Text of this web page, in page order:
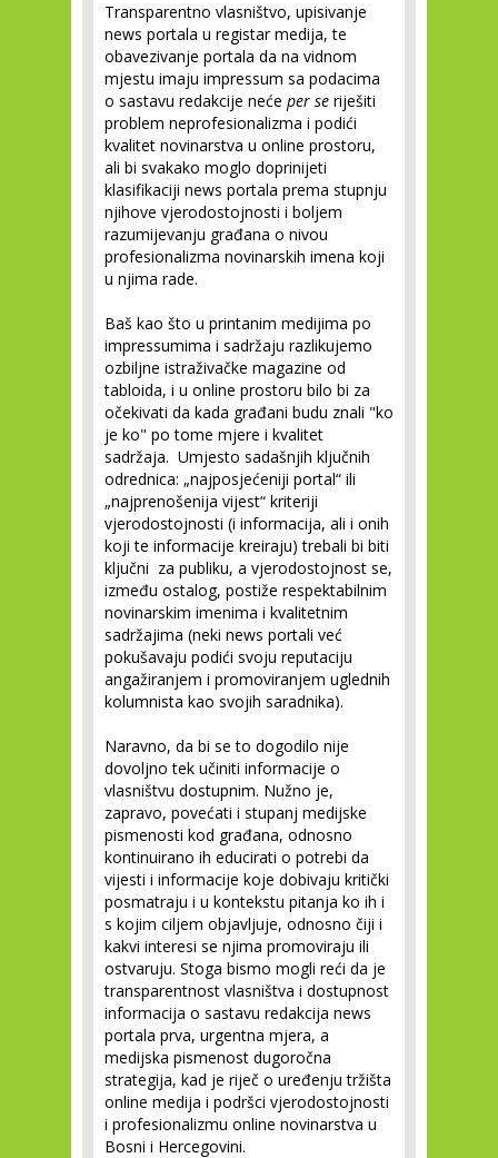
Transparentno vlasništvo, upisivanje
news portala u registar medija, te
obavezivanje portala da na vidnom
mjestu imaju impressum sa podacima
o sastavu redakcije neće per se riješiti
problem neprofesionalizma i podići
kvalitet novinarstva u online prostoru,
ali bi svakako moglo doprinijeti
klasifikaciji news portala prema stupnju
njihove vjerodostojnosti i boljem
razumijevanju građana o nivou
profesionalizma novinarskih imena koji
u njima rade.
Baš kao što u printanim medijima po
impressumima i sadržaju razlikujemo
ozbiljne istraživačke magazine od
tabloida, i u online prostoru bilo bi za
očekivati da kada građani budu znali "ko
je ko" po tome mjere i kvalitet
sadržaja. Umjesto sadašnjih ključnih
odrednica: „najposjećeniji portal“ ili
„najprenošenija vijest“ kriteriji
vjerodostojnosti (i informacija, ali i onih
koji te informacije kreiraju) trebali bi biti
ključni za publiku, a vjerodostojnost se,
između ostalog, postiže respektabilnim
novinarskim imenima i kvalitetnim
sadržajima (neki news portali već
pokušavaju podići svoju reputaciju
angažiranjem i promoviranjem uglednih
kolumnista kao svojih saradnika).
Naravno, da bi se to dogodilo nije
dovoljno tek učiniti informacije o
vlasništvu dostupnim. Nužno je,
zapravo, povećati i stupanj medijske
pismenosti kod građana, odnosno
kontinuirano ih educirati o potrebi da
vijesti i informacije koje dobivaju kritički
posmatraju i u kontekstu pitanja ko ih i
s kojim ciljem objavljuje, odnosno čiji i
kakvi interesi se njima promoviraju ili
ostvaruju. Stoga bismo mogli reći da je
transparentnost vlasništva i dostupnost
informacija o sastavu redakcija news
portala prva, urgentna mjera, a
medijska pismenost dugoročna
strategija, kad je riječ o uređenju tržišta
online medija i podršci vjerodostojnosti
i profesionalizmu online novinarstva u
Bosni i Hercegovini.